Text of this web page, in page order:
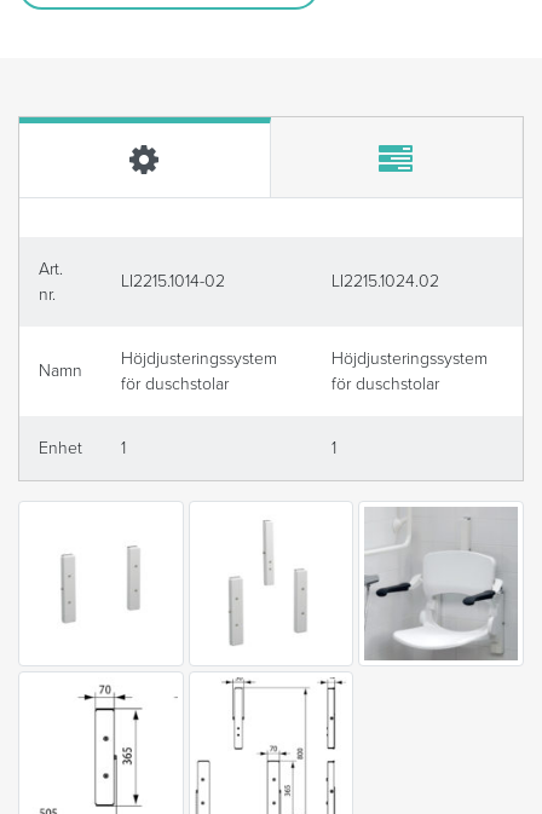
Art.
nr.
LI2215.1014-02 LI2215.1024.02
Namn
Höjdjusteringssystem
för duschstolar
Höjdjusteringssystem
för duschstolar
Enhet 1 1